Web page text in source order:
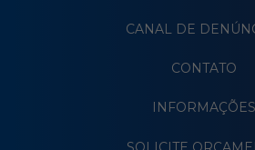
CANAL DE
CONTATO
INFORMAÇÕES